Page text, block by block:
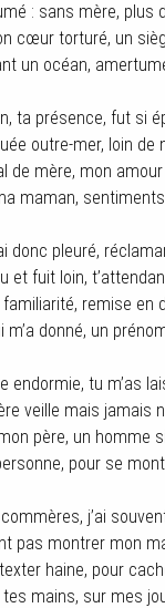
: sans mère, plus
cœur torturé, un
un océan,
ta présence, fut si
outre-mer, loin de
de mère, mon
maman,
donc pleuré,
et fuit loin,
familiarité, remise en
m’a donné, un
endormie, tu m’as
veille mais jamais
père, un homme
pour se
j’ai
pas montrer mon
haine, pour
tes mains, sur mes